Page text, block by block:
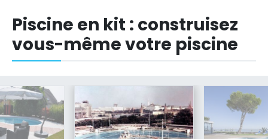
Piscine en kit : construisez
vous-même votre piscine